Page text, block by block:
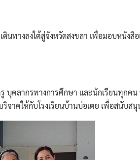
ทางลงใต้สู่จังหวัดสงขลา เพื่อมอบหนังสื
บุคลากรทางการศึกษา และนักเรียนทุกค
าคให้กับโรงเรียนบ้านบ่อเตย เพื่อสนับส